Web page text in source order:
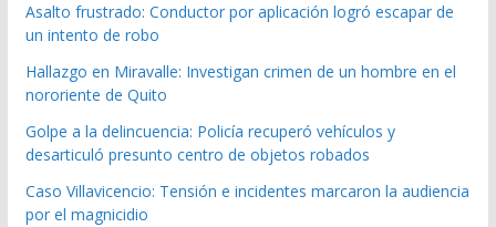
Asalto frustrado: Conductor por aplicación logró escapar de
un intento de robo
Hallazgo en Miravalle: Investigan crimen de un hombre en el
nororiente de Quito
Golpe a la delincuencia: Policía recuperó vehículos y
desarticuló presunto centro de objetos robados
Caso Villavicencio: Tensión e incidentes marcaron la audiencia
por el magnicidio